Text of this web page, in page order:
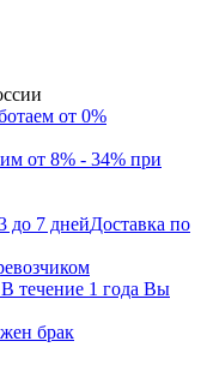
от 0%
от 8% - 34% при
Доставка по
течение 1 года Вы
брак